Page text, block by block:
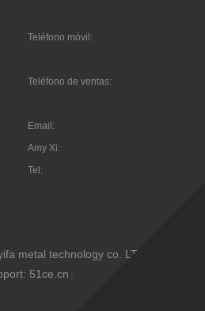
Teléfono móvil:
Teléfono de ventas:
Email:
Amy Xi:
Tel:
metal technology co. LTD
51ce.cn 